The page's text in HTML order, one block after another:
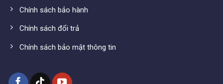
Chính sách bảo hành
Chính sách đổi trả
Chính sách bảo mật thông tin